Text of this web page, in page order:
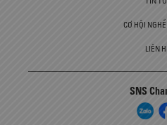
CƠ HỘI
LIÊN
SNS